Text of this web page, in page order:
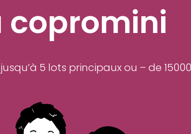
copromini
5 lots principaux ou – de